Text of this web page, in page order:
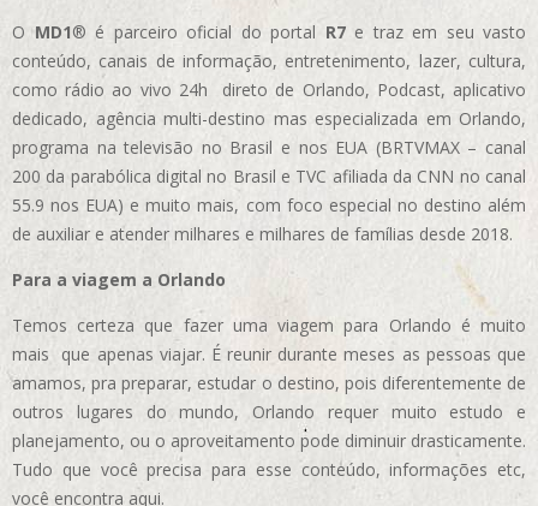
OMD1® é parceiro oficial do portal R7e traz em seu vasto
conteúdo, canais de informação, entretenimento, lazer, cultura,
como rádio ao vivo 24h direto de Orlando, Podcast, aplicativo
dedicado, agência multi-destino mas especializada em Orlando,
programa na televisão no Brasil e nos EUA (BRTVMAX – canal
200 da parabólica digital no Brasil e TVC afiliada da CNN no canal
55.9 nos EUA) e muito mais, com foco especial no destino além
de auxiliar e atender milhares e milhares de famílias desde 2018.
Para a viagem a Orlando
Temos certeza que fazer uma viagem para Orlando é muito
mais que apenas viajar. É reunir durante meses as pessoas que
amamos, pra preparar, estudar o destino, pois diferentemente de
outros lugares do mundo, Orlando requer muito estudo e
planejamento, ou o aproveitamento pode diminuir drasticamente.
Tudo que você precisa para esse conteúdo, informações etc,
você encontra aqui.